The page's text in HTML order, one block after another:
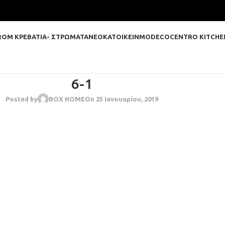
ΚΡΕΒΑΤΙΑ- ΣΤΡΩΜΑΤΑΝΕΟΚΑΤΟΙΚΕΙΝMODECOCENTRO
6-1
Posted by BOX HOMEOn 25 Ιανουαρίου, 2019